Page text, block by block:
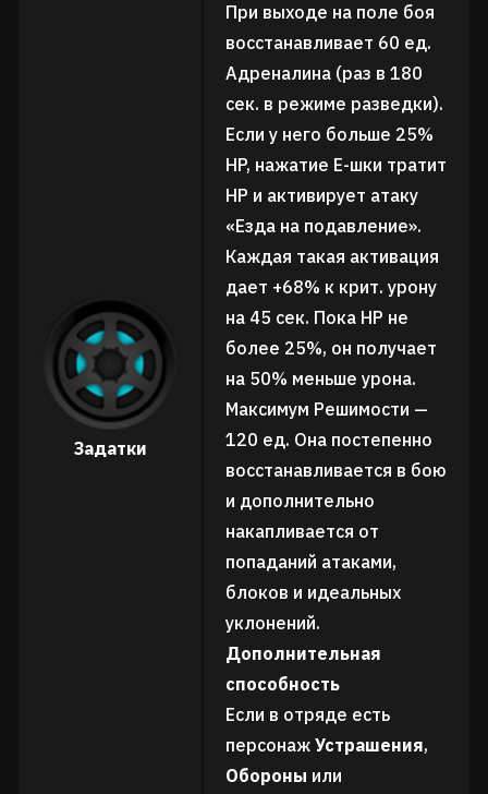
Задатки
При выходе на поле боя
восстанавливает 60 ед.
Адреналина (раз в 180
сек. в режиме разведки).
Если у него больше 25%
HP, нажатие Е-шки тратит
HP и активирует атаку
«Езда на подавление».
Каждая такая активация
дает +68% к крит. урону
на 45 сек. Пока HP не
более 25%, он получает
на 50% меньше урона.
Максимум Решимости —
120 ед. Она постепенно
восстанавливается в бою
и дополнительно
накапливается от
попаданий атаками,
блоков и идеальных
уклонений.
Дополнительная
способность
Если в отряде есть
персонаж Устрашения,
Обороны или